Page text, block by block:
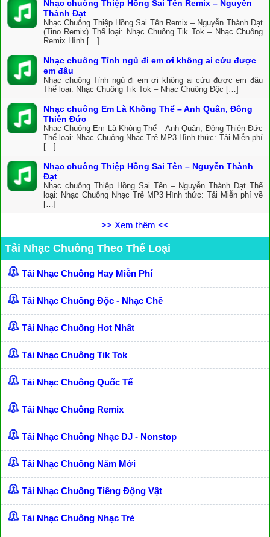
Nhạc chuông Thiệp Hồng Sai Tên Remix – Nguyễn
Thành Đạt
Nhạc Chuông Thiệp Hồng Sai Tên Remix – Nguyễn Thành Đạt
(Tino Remix) Thể loại: Nhạc Chuông Tik Tok – Nhạc Chuông
Remix Hình […]
Nhạc chuông Tỉnh ngủ đi em ơi không ai cứu được
em đâu
Nhạc chuông Tỉnh ngủ đi em ơi không ai cứu được em đâu
Thể loại: Nhạc Chuông Tik Tok – Nhạc Chuông Độc […]
Nhạc chuông Em Là Không Thể – Anh Quân, Đông
Thiên Đức
Nhạc Chuông Em Là Không Thể – Anh Quân, Đông Thiên Đức
Thể loại: Nhạc Chuông Nhạc Trẻ MP3 Hình thức: Tải Miễn phí
[…]
Nhạc chuông Thiệp Hồng Sai Tên – Nguyễn Thành
Đạt
Nhạc chuông Thiệp Hồng Sai Tên – Nguyễn Thành Đạt Thể
loại: Nhạc Chuông Nhạc Trẻ MP3 Hình thức: Tải Miễn phí về
[…]
>> Xem thêm <<
Tải Nhạc Chuông Theo Thể Loại
Tải Nhạc Chuông Hay Miễn Phí
Tải Nhạc Chuông Độc - Nhạc Chế
Tải Nhạc Chuông Hot Nhất
Tải Nhạc Chuông Tik Tok
Tải Nhạc Chuông Quốc Tế
Tải Nhạc Chuông Remix
Tải Nhạc Chuông Nhạc DJ - Nonstop
Tải Nhạc Chuông Năm Mới
Tải Nhạc Chuông Tiếng Động Vật
Tải Nhạc Chuông Nhạc Trẻ